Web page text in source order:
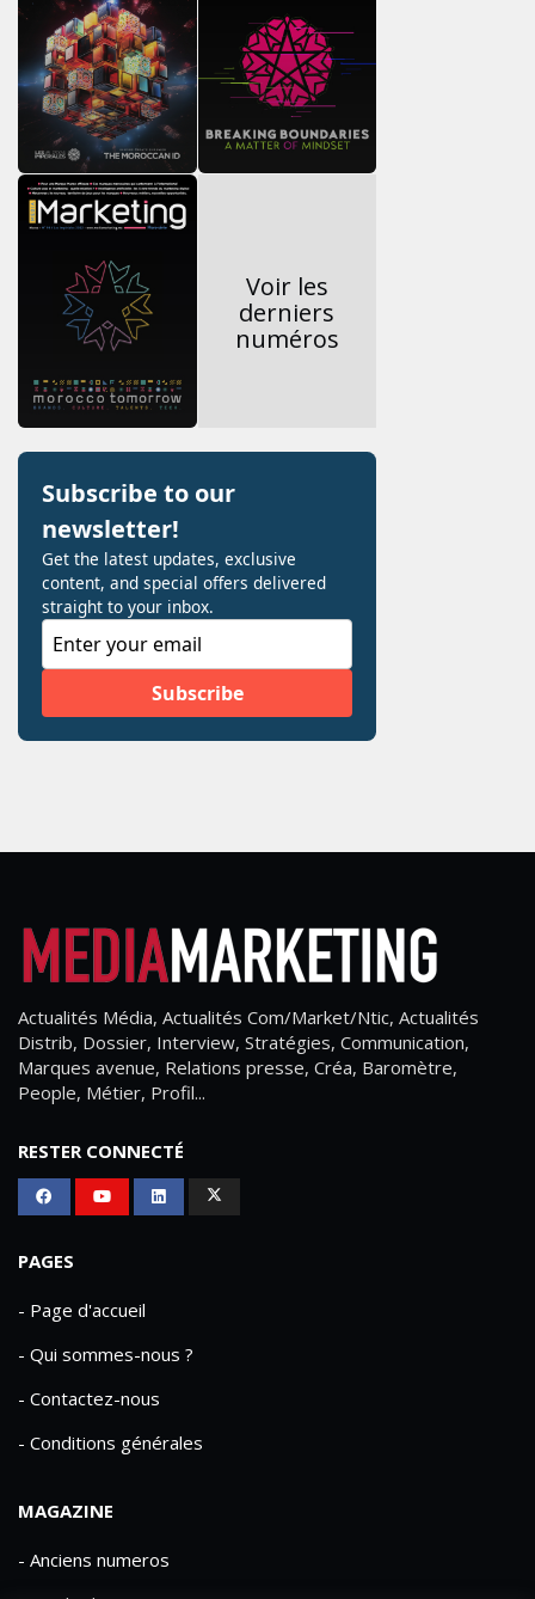
Voir les
derniers
numéros
Actualités Média, Actualités Com/Market/Ntic, Actualités
Distrib, Dossier, Interview, Stratégies, Communication,
Marques avenue, Relations presse, Créa, Baromètre,
People, Métier, Profil...
RESTER CONNECTÉ
PAGES
- Page d'accueil
- Qui sommes-nous ?
- Contactez-nous
- Conditions générales
MAGAZINE
- Anciens numeros